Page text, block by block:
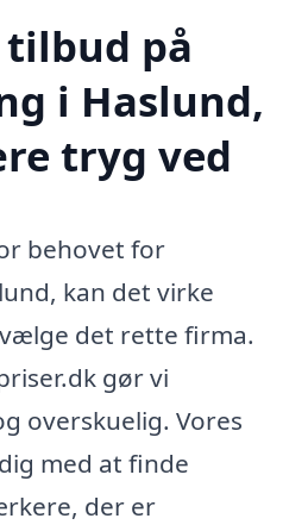
tilbud på
i Haslund,
tryg ved
behovet for
kan det virke
det rette firma.
gør vi
overskuelig. Vores
med at finde
der er